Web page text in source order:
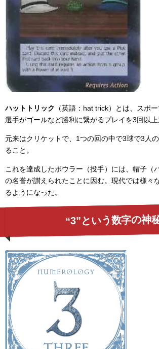
ハットトリック
（英語：hat trick）とは、スポ
選手がゴールなど勝利に繋がるプレイを3回以上
元来はクリケットで、1つの回の中で3球で3人
ること。
これを達成したボウラー（投手）には、帽子（
の名誉が讃えられたことに因む。現代では様々
るようになった。
“3”という数字の神